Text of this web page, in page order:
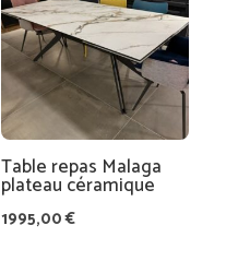
Table repas Malaga
plateau céramique
1995,00€